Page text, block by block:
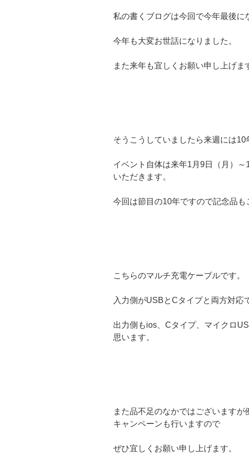
私の書くブログは今回で今年最後に
今年も大変お世話になりました。
また来年も宜しくお願い申し上げま
そうこうしていましたら来週には10
イベント自体は来年1月9日（月）
いただきます。
今回は節目の10年ですので記念品も
こちらのマルチ充電ケーブルです。
入力側がUSBとCタイプと両方対応
出力側もios、Cタイプ、マイクロ
思います。
また品不足のなかではございます
キャンペーンも行いますので
ぜひ宜しくお願い申し上げます。